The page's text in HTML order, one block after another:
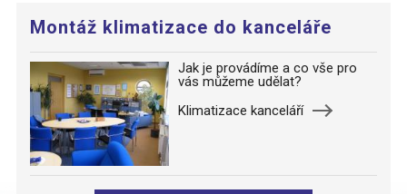
Montáž klimatizace do kanceláře
Jak je provádíme a co vše pro
vás můžeme udělat?
Klimatizace kanceláří